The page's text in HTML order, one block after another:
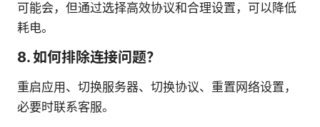
可能会，但通过选择高效协议和合理设置，可以降低
耗电。
8. 如何排除连接问题？
重启应用、切换服务器、切换协议、重置网络设置，
必要时联系客服。